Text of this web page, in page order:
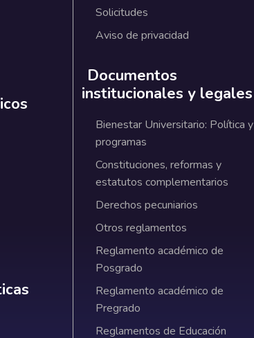
institucionales
Solicitudes
Aviso de privacidad
Documentos
institucionales y legales
Bienestar Universitario: Política y
programas
Constituciones, reformas y
estatutos complementarios
Derechos pecuniarios
Otros reglamentos
Reglamento académico de
Posgrado
Reglamento académico de
Pregrado
Reglamentos de Educación